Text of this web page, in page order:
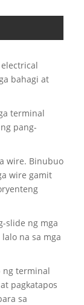
bahagi at
terminal
pang-
wire. Binubuo
wire gamit
slide ng mga
na sa mga
ng terminal
pagkatapos
sa